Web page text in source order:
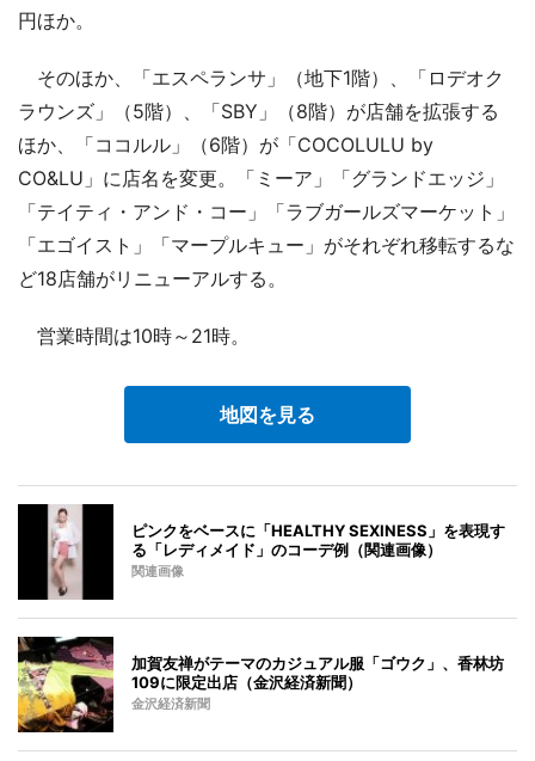
円ほか。
そのほか、「エスペランサ」（地下1階）、「ロデオク
ラウンズ」（5階）、「SBY」（8階）が店舗を拡張する
ほか、「ココルル」（6階）が「COCOLULU by
CO&LU」に店名を変更。「ミーア」「グランドエッジ」
「テイティ・アンド・コー」「ラブガールズマーケット」
「エゴイスト」「マープルキュー」がそれぞれ移転するな
ど18店舗がリニューアルする。
営業時間は10時～21時。
地図を見る
ピンクをベースに「HEALTHY SEXINESS」を表現す
る「レディメイド」のコーデ例（関連画像）
関連画像
加賀友禅がテーマのカジュアル服「ゴウク」、香林坊
109に限定出店（金沢経済新聞）
金沢経済新聞